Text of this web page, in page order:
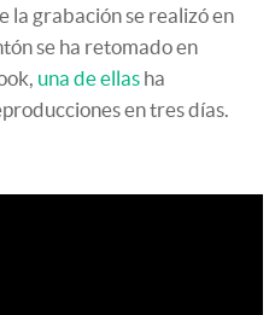
la grabación se realizó en
se ha retomado en
una de ellas ha
en tres días.